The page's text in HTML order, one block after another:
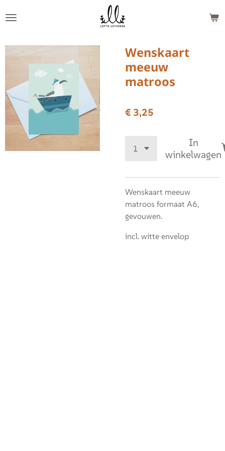
direct
de
hoofdinhoud
Wenskaart
meeuw
matroos
€ 3,25
In
winkelwagen
Wenskaart meeuw
matroos formaat A6,
gevouwen.
incl. witte envelop